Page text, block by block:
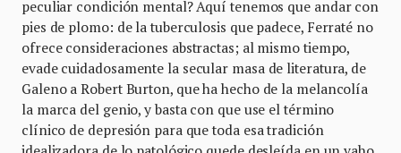
peculiar condición mental? Aquí tenemos que andar con
pies de plomo: de la tuberculosis que padece, Ferraté no
ofrece consideraciones abstractas; al mismo tiempo,
evade cuidadosamente la secular masa de literatura, de
Galeno a Robert Burton, que ha hecho de la melancolía
la marca del genio, y basta con que use el término
clínico de depresión para que toda esa tradición